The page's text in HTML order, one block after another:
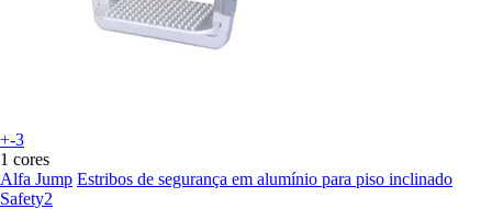
+-3
1 cores
Alfa Jump Estribos de segurança em alumínio para piso inclinado
Safety2